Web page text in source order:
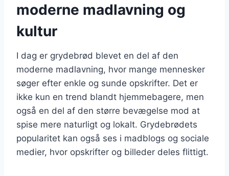
moderne madlavning og
kultur
I dag er grydebrød blevet en del af den
moderne madlavning, hvor mange mennesker
søger efter enkle og sunde opskrifter. Det er
ikke kun en trend blandt hjemmebagere, men
også en del af den større bevægelse mod at
spise mere naturligt og lokalt. Grydebrødets
popularitet kan også ses i madblogs og sociale
medier, hvor opskrifter og billeder deles flittigt.